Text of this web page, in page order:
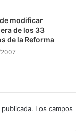
modificar
de los 33
de la Reforma
Los campos